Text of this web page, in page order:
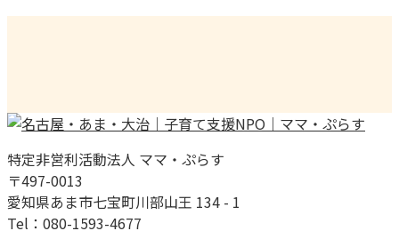
特定非営利活動法人 ママ・ぷらす
〒497-0013
愛知県あま市七宝町川部山王 134 - 1
Tel：080-1593-4677